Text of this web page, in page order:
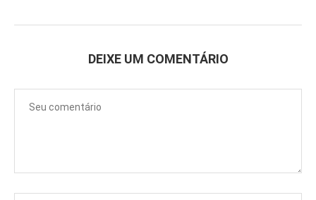
DEIXE UM COMENTÁRIO